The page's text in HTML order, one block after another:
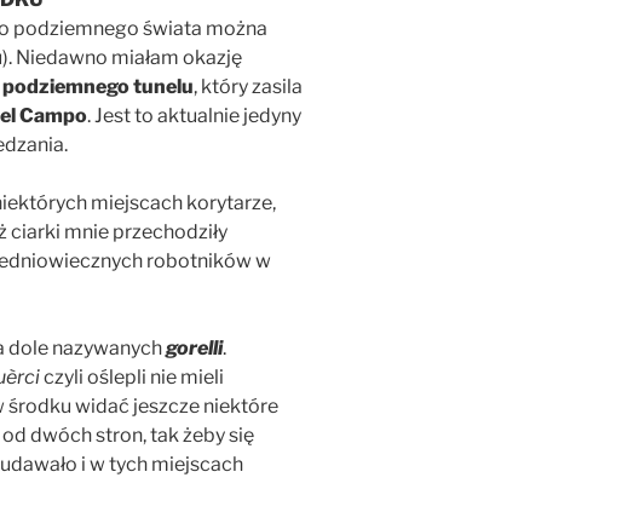
podziemnego świata można
Niedawno miałam okazję
tunelu, który zasila
Campo. Jest to aktualnie jedyny
miejscach korytarze,
ciarki mnie przechodziły
robotników w
dole nazywanychgorelli.
czyli oślepli nie mieli
środku widać jeszcze niektóre
dwóch stron, tak żeby się
i w tych miejscach